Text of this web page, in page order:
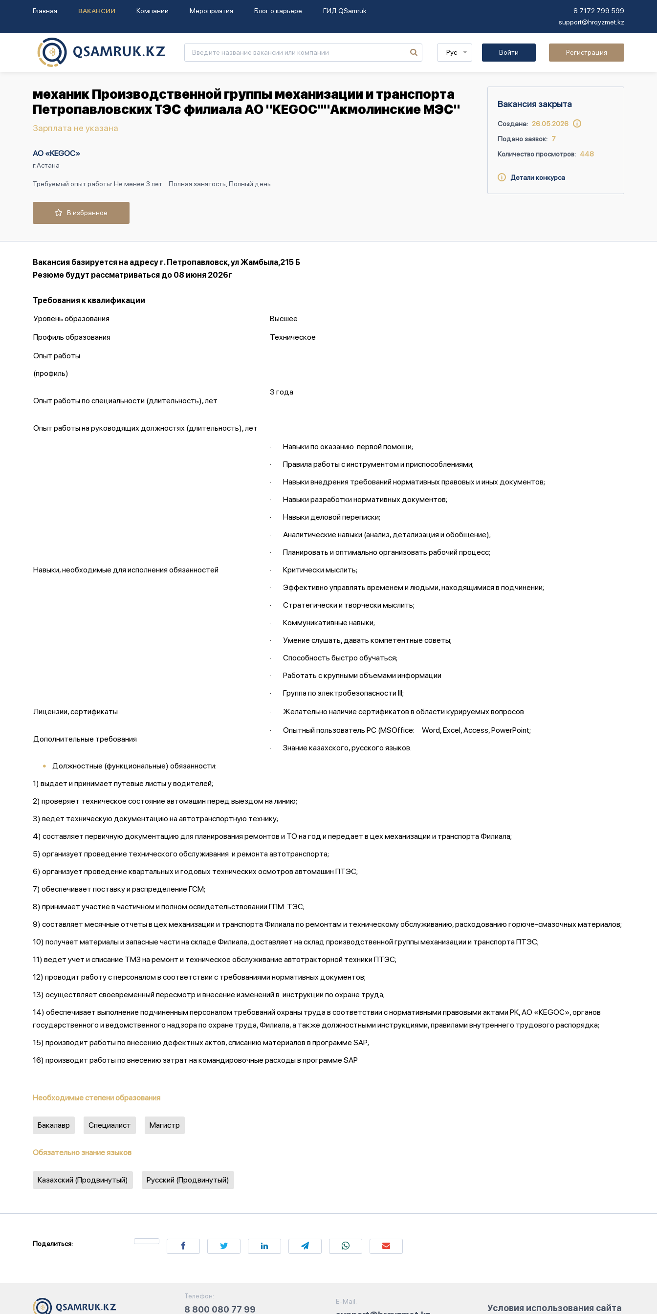
Главная ВАКАНСИИ Компании Мероприятия Блог о карьере ГИД QSamruk
8 7172 799 599
support@hrqyzmet.kz
Рус Войти Регистрация
механик Производственной группы механизации и транспорта
Петропавловских ТЭС филиала АО "KEGOC""Акмолинские МЭС"
Зарплата не указана
АО «KEGOC»
г.Астана
Требуемый опыт работы: Не менее 3 лет Полная занятость, Полный день
Вакансия закрыта
Создана: 26.05.2026
Подано заявок: 7
Количество просмотров: 448
Детали конкурса
В избранное
Вакансия базируется на адресу г. Петропавловск, ул Жамбыла,215 Б
Резюме будут рассматриваться до 08 июня 2026г
Требования к квалификации
Уровень образования
Высшее
Профиль образования
Техническое
Опыт работы
(профиль)
Опыт работы по специальности (длительность), лет
3 года
Опыт работы на руководящих должностях (длительность), лет
Навыки, необходимые для исполнения обязанностей
· Навыки по оказанию первой помощи;
· Правила работы с инструментом и приспособлениями;
· Навыки внедрения требований нормативных правовых и иных документов;
· Навыки разработки нормативных документов;
· Навыки деловой переписки;
· Аналитические навыки (анализ, детализация и обобщение);
· Планировать и оптимально организовать рабочий процесс;
· Критически мыслить;
· Эффективно управлять временем и людьми, находящимися в подчинении;
· Стратегически и творчески мыслить;
· Коммуникативные навыки;
· Умение слушать, давать компетентные советы;
· Способность быстро обучаться;
· Работать с крупными объемами информации
· Группа по электробезопасности III;
Лицензии, сертификаты
· Желательно наличие сертификатов в области курируемых вопросов
Дополнительные требования
· Опытный пользователь PC (MSOffice: Word, Excel, Access, PowerPoint;
· Знание казахского, русского языков.
Должностные (функциональные) обязанности:
1) выдает и принимает путевые листы у водителей;
2) проверяет техническое состояние автомашин перед выездом на линию;
3) ведет техническую документацию на автотранспортную технику;
4) составляет первичную документацию для планирования ремонтов и ТО на год и передает в цех механизации и транспорта Филиала;
5) организует проведение технического обслуживания и ремонта автотранспорта;
6) организует проведение квартальных и годовых технических осмотров автомашин ПТЭС;
7) обеспечивает поставку и распределение ГСМ;
8) принимает участие в частичном и полном освидетельствовании ГПМ ТЭС;
9) составляет месячные отчеты в цех механизации и транспорта Филиала по ремонтам и техническому обслуживанию, расходованию горюче-смазочных материалов;
10) получает материалы и запасные части на складе Филиала, доставляет на склад производственной группы механизации и транспорта ПТЭС;
11) ведет учет и списание ТМЗ на ремонт и техническое обслуживание автотракторной техники ПТЭС;
12) проводит работу с персоналом в соответствии с требованиями нормативных документов;
13) осуществляет своевременный пересмотр и внесение изменений в инструкции по охране труда;
14) обеспечивает выполнение подчиненным персоналом требований охраны труда в соответствии с нормативными правовыми актами РК, АО «КЕGОС», органов
государственного и ведомственного надзора по охране труда, Филиала, а также должностными инструкциями, правилами внутреннего трудового распорядка;
15) производит работы по внесению дефектных актов, списанию материалов в программе SAP;
16) производит работы по внесению затрат на командировочные расходы в программе SAP
Необходимые степени образования
Бакалавр Специалист Магистр
Обязательно знание языков
Казахский (Продвинутый) Русский (Продвинутый)
Поделиться:
Телефон:
8 800 080 77 99
E-Mail:
Условия использования сайта